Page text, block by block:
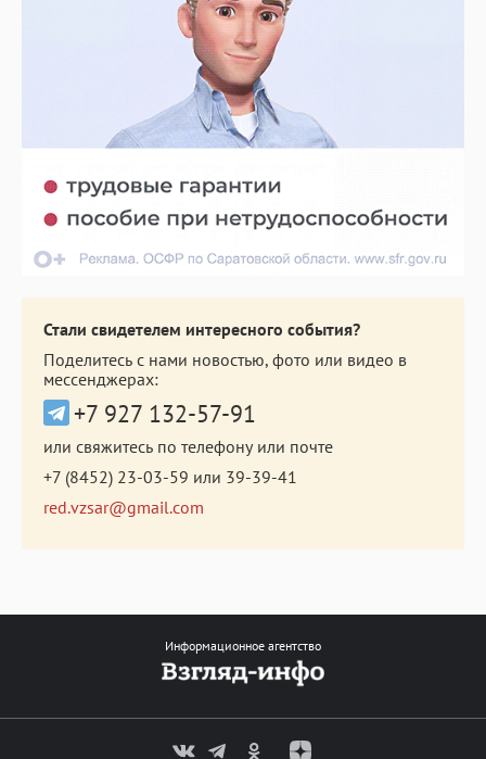
Стали свидетелем интересного события?
Поделитесь с нами новостью, фото или видео в
мессенджерах:
+7 927 132-57-91
или свяжитесь по телефону или почте
+7 (8452) 23-03-59 или 39-39-41
red.vzsar@gmail.com
Информационное агентство